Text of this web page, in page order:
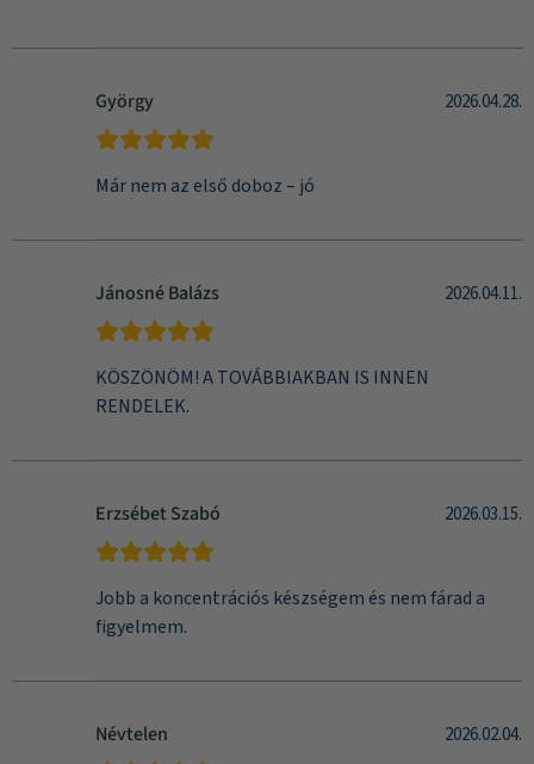
György 2026.04.28.
Már nem az első doboz – jó
Jánosné Balázs 2026.04.11.
KÖSZÖNÖM! A TOVÁBBIAKBAN IS INNEN
RENDELEK.
Erzsébet Szabó 2026.03.15.
Jobb a koncentrációs készségem és nem fárad a
figyelmem.
Névtelen 2026.02.04.